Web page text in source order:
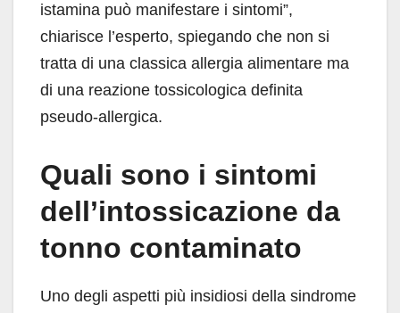
istamina può manifestare i sintomi”,
chiarisce l’esperto, spiegando che non si
tratta di una classica allergia alimentare ma
di una reazione tossicologica definita
pseudo-allergica.
Quali sono i sintomi
dell’intossicazione da
tonno contaminato
Uno degli aspetti più insidiosi della sindrome